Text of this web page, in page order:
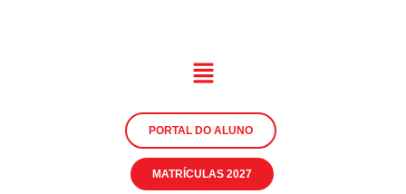
PORTAL DO ALUNO
MATRÍCULAS 2027